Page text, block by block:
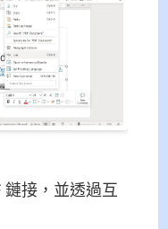
鏈接，並透過互